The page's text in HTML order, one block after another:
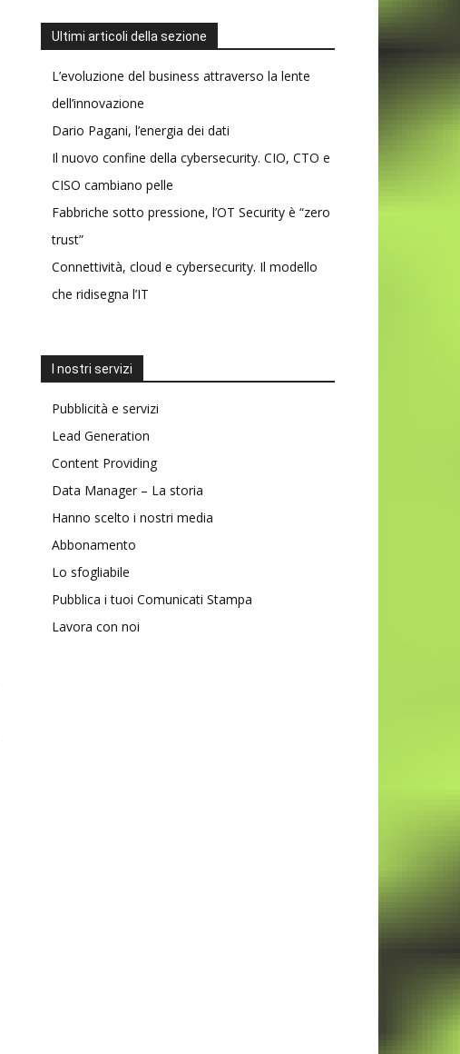
Ultimi articoli della sezione
L’evoluzione del business attraverso la lente
dell’innovazione
Dario Pagani, l’energia dei dati
Il nuovo confine della cybersecurity. CIO, CTO e
CISO cambiano pelle
Fabbriche sotto pressione, l’OT Security è “zero
trust”
Connettività, cloud e cybersecurity. Il modello
che ridisegna l’IT
I nostri servizi
Pubblicità e servizi
Lead Generation
Content Providing
Data Manager – La storia
Hanno scelto i nostri media
Abbonamento
Lo sfogliabile
Pubblica i tuoi Comunicati Stampa
Lavora con noi